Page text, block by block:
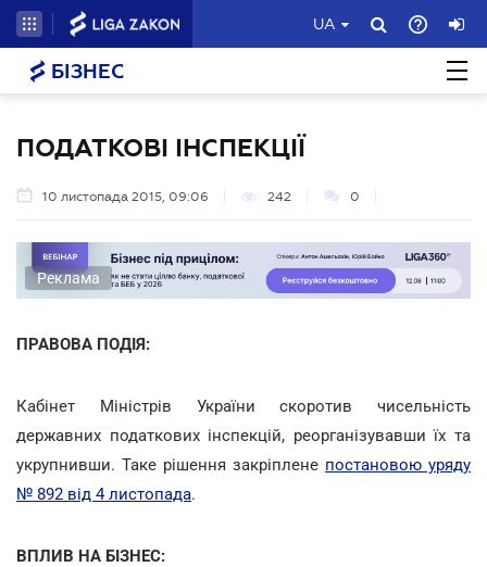
UA
БІЗНЕС
ПОДАТКОВІ ІНСПЕКЦІЇ
10 листопада 2015, 09:06 242 0
Реклама
ПРАВОВА ПОДІЯ:
Кабінет Міністрів України скоротив чисельність
державних податкових інспекцій, реорганізувавши їх та
укрупнивши. Таке рішення закріплене постановою уряду
№ 892 від 4 листопада.
ВПЛИВ НА БІЗНЕС: